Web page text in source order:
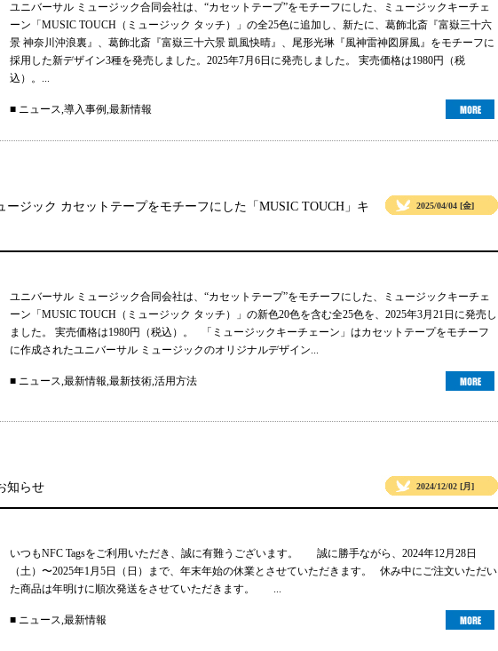
ユニバーサル ミュージック合同会社は、“カセットテープ”をモチーフにした、ミュージックキーチェ
ーン「MUSIC TOUCH（ミュージック タッチ）」の全25色に追加し、新たに、葛飾北斎『富嶽三十六
景 神奈川沖浪裏』、葛飾北斎『富嶽三十六景 凱風快晴』、尾形光琳『風神雷神図屏風』をモチーフに
採用した新デザイン3種を発売しました。2025年7月6日に発売しました。 実売価格は1980円（税
込）。...
■ ニュース,導入事例,最新情報
ージック カセットテープをモチーフにした「MUSIC TOUCH」キ
2025/04/04 [金]
ユニバーサル ミュージック合同会社は、“カセットテープ”をモチーフにした、ミュージックキーチェ
ーン「MUSIC TOUCH（ミュージック タッチ）」の新色20色を含む全25色を、2025年3月21日に発売し
ました。 実売価格は1980円（税込）。 「ミュージックキーチェーン」はカセットテープをモチーフ
に作成されたユニバーサル ミュージックのオリジナルデザイン...
■ ニュース,最新情報,最新技術,活用方法
知らせ 2024/12/02 [月]
いつもNFC Tagsをご利用いただき、誠に有難うございます。 誠に勝手ながら、2024年12月28日
（土）〜2025年1月5日（日）まで、年末年始の休業とさせていただきます。 休み中にご注文いただい
た商品は年明けに順次発送をさせていただきます。 ...
■ ニュース,最新情報